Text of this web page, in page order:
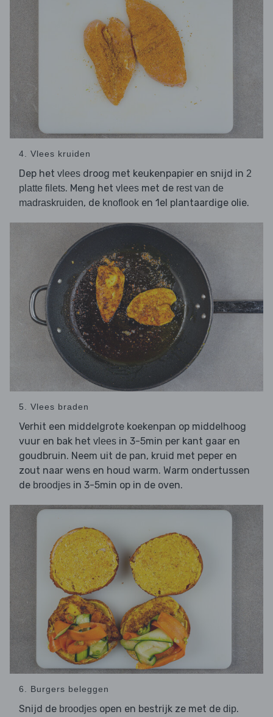
4. Vlees kruiden
Dep het vlees droog met keukenpapier en snijd in 2
platte filets. Meng het vlees met de rest van de
madraskruiden, de knoflook en 1el plantaardige olie.
5. Vlees braden
Verhit een middelgrote koekenpan op middelhoog
vuur en bak het vlees in 3-5min per kant gaar en
goudbruin. Neem uit de pan, kruid met peper en
zout naar wens en houd warm. Warm ondertussen
de broodjes in 3-5min op in de oven.
6. Burgers beleggen
Snijd de broodjes open en bestrijk ze met de dip.